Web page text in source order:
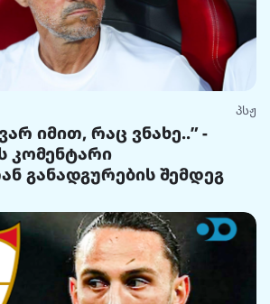
პსჟ
იმით, რაც ვნახე..” -
კომენტარი
განადგურების შემდეგ